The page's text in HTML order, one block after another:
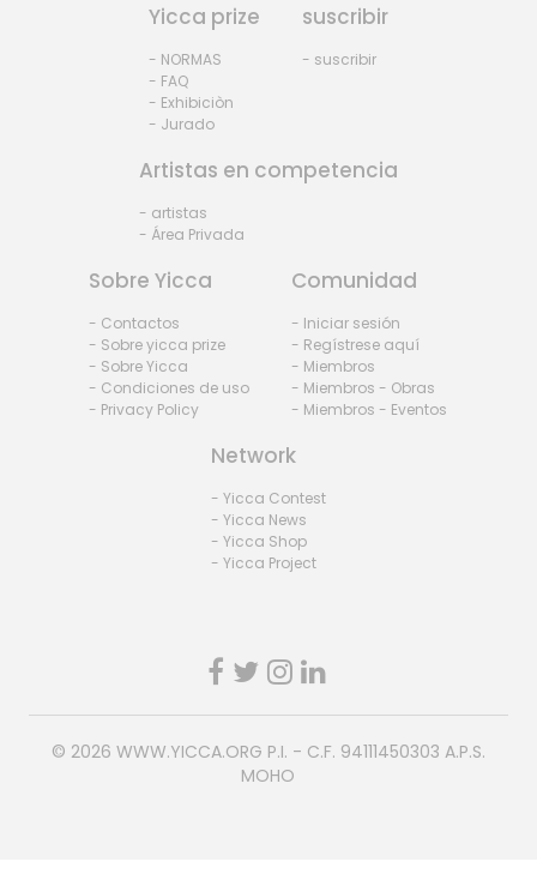
Yicca prize
- NORMAS
- FAQ
- Exhibiciòn
- Jurado
suscribir
- suscribir
Artistas en competencia
- artistas
- Área Privada
Sobre Yicca
- Contactos
- Sobre yicca prize
- Sobre Yicca
- Condiciones de uso
- Privacy Policy
Comunidad
- Iniciar sesión
- Regístrese aquí
- Miembros
- Miembros - Obras
- Miembros - Eventos
Network
- Yicca Contest
- Yicca News
- Yicca Shop
- Yicca Project
© 2026 WWW.YICCA.ORG P.I. - C.F. 94111450303 A.P.S.
MOHO